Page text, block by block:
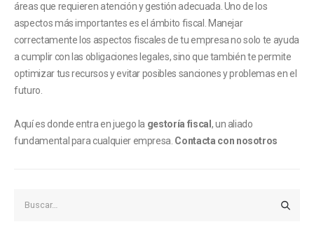
áreas que requieren atención y gestión adecuada. Uno de los
aspectos más importantes es el ámbito fiscal. Manejar
correctamente los aspectos fiscales de tu empresa no solo te ayuda
a cumplir con las obligaciones legales, sino que también te permite
optimizar tus recursos y evitar posibles sanciones y problemas en el
futuro.
Aquí es donde entra en juego la gestoría fiscal , un aliado
fundamental para cualquier empresa. Contacta con nosotros